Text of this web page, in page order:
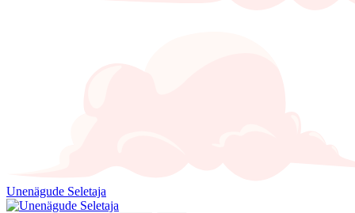
Unenägude Seletaja